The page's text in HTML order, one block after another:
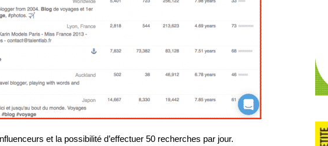
et la possibilité d’effectuer 50 recherches par jour.